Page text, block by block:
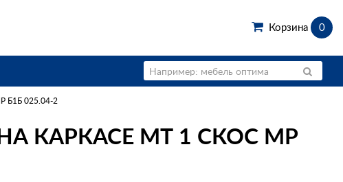
Корзина 0
Б1Б 025.04-2
КАРКАСЕ МТ 1 СКОС МР